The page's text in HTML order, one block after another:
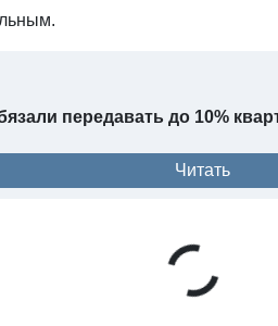
передавать до 10%
Читать